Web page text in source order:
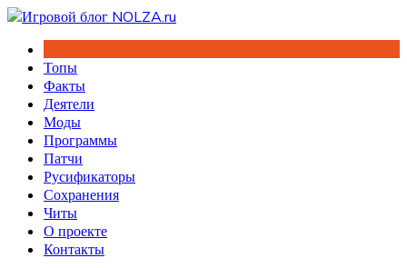
Перейти
содержимому
Топы
Факты
Деятели
Моды
Программы
Патчи
Русификаторы
Сохранения
Читы
О проекте
Контакты